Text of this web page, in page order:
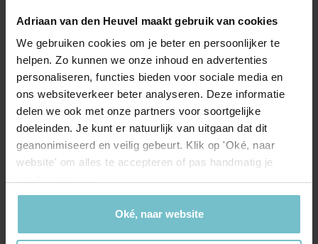
Adriaan van den Heuvel maakt gebruik van cookies
We gebruiken cookies om je beter en persoonlijker te
helpen. Zo kunnen we onze inhoud en advertenties
personaliseren, functies bieden voor sociale media en
ons websiteverkeer beter analyseren. Deze informatie
delen we ook met onze partners voor soortgelijke
doeleinden. Je kunt er natuurlijk van uitgaan dat dit
geanonimiseerd en veilig gebeurt. Klik op 'Oké, naar
website' om alles te accepteren of pas handmatig je
Oké, naar website
Onze kantoren
Helmond
Hoofdstraat 155
5706 AL Helmond
0492 - 661 884
Eindhoven
Aalsterweg 134c
5615 CJ Eindhoven
040 - 78 20 849